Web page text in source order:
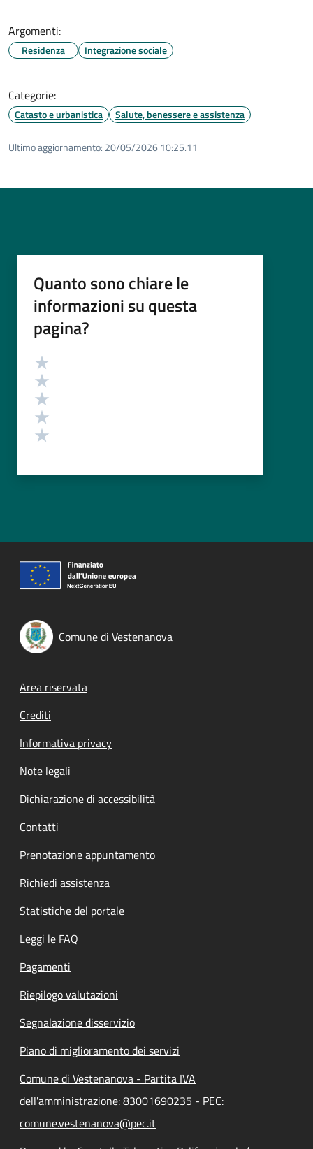
Argomenti:
Residenza Integrazione sociale
Categorie:
Catasto e urbanistica Salute, benessere e assistenza
Ultimo aggiornamento: 20/05/2026 10:25.11
Quanto sono chiare le
informazioni su questa
pagina?
Valutazione
Comune di Vestenanova
Footer menu
Area riservata
Crediti
Informativa privacy
Note legali
Dichiarazione di accessibilità
Contatti
Prenotazione appuntamento
Richiedi assistenza
Statistiche del portale
Leggi le FAQ
Pagamenti
Riepilogo valutazioni
Segnalazione disservizio
Piano di miglioramento dei servizi
Comune di Vestenanova - Partita IVA
dell'amministrazione: 83001690235 - PEC:
comune.vestenanova@pec.it